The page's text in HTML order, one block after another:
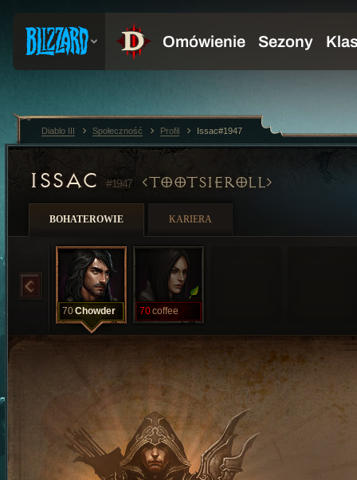
ISSAC #1947 TOOTSIEROLL
BOHATEROWIE KARIERA
70Chowder 70coffee
Diablo III Społeczność Profil Issac#1947